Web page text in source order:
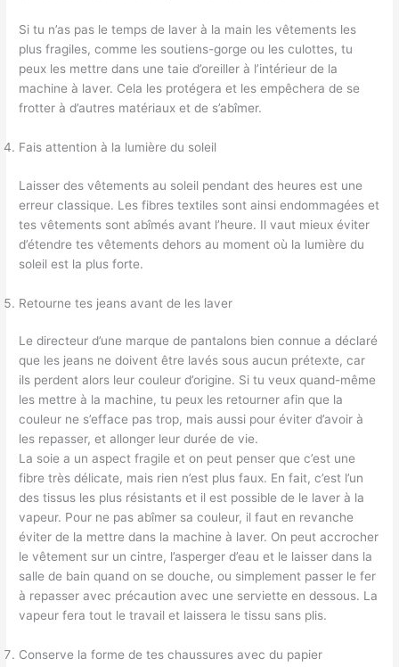
Si tu n’as pas le temps de laver à la main les vêtements les
plus fragiles, comme les soutiens-gorge ou les culottes, tu
peux les mettre dans une taie d’oreiller à l’intérieur de la
machine à laver. Cela les protégera et les empêchera de se
frotter à d’autres matériaux et de s’abîmer.
Fais attention à la lumière du soleil
Laisser des vêtements au soleil pendant des heures est une
erreur classique. Les fibres textiles sont ainsi endommagées et
tes vêtements sont abîmés avant l’heure. Il vaut mieux éviter
d’étendre tes vêtements dehors au moment où la lumière du
soleil est la plus forte.
Retourne tes jeans avant de les laver
Le directeur d’une marque de pantalons bien connue a déclaré
que les jeans ne doivent être lavés sous aucun prétexte, car
ils perdent alors leur couleur d’origine. Si tu veux quand-même
les mettre à la machine, tu peux les retourner afin que la
couleur ne s’efface pas trop, mais aussi pour éviter d’avoir à
les repasser, et allonger leur durée de vie.
La soie a un aspect fragile et on peut penser que c’est une
fibre très délicate, mais rien n’est plus faux. En fait, c’est l’un
des tissus les plus résistants et il est possible de le laver à la
vapeur. Pour ne pas abîmer sa couleur, il faut en revanche
éviter de la mettre dans la machine à laver. On peut accrocher
le vêtement sur un cintre, l’asperger d’eau et le laisser dans la
salle de bain quand on se douche, ou simplement passer le fer
à repasser avec précaution avec une serviette en dessous. La
vapeur fera tout le travail et laissera le tissu sans plis.
Conserve la forme de tes chaussures avec du papier